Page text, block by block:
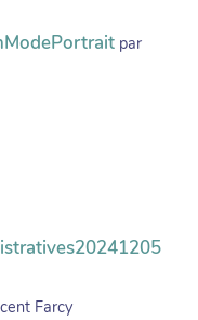
par
Farcy